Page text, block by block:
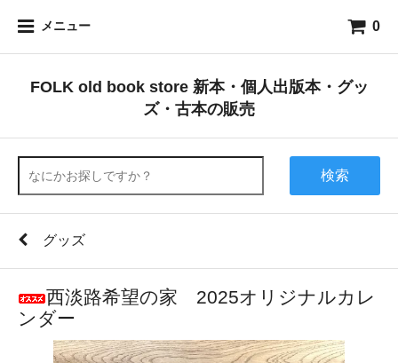
メニュー 0
FOLK old book store 新本・個人出版本・グッ
ズ・古本の販売
検索
グッズ
西淡路希望の家 2025オリジナルカレ
ンダー